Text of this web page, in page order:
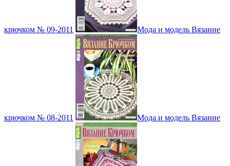
крючком № 09-2011 Мода и модель Вязание
крючком № 08-2011 Мода и модель Вязание